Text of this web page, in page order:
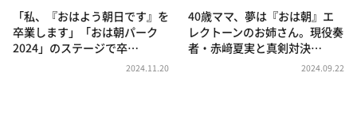
news おかえり
河合＆A.B.C-Z塚田×福井アナ「なんでやねん！？」
（news おかえり）
「私、『おはよう朝日です』を
卒業します」「おは朝パーク
2024」のステージで卒…
2024.11.20
40歳ママ、夢は『おは朝』エ
レクトーンのお姉さん。現役奏
者・赤﨑夏実と真剣対決…
2024.09.22